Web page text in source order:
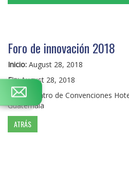
Foro de innovación 2018
Inicio: August 28, 2018
Fin: August 28, 2018
Lugar:
Centro de Convenciones
Guatemala
ATRÁS